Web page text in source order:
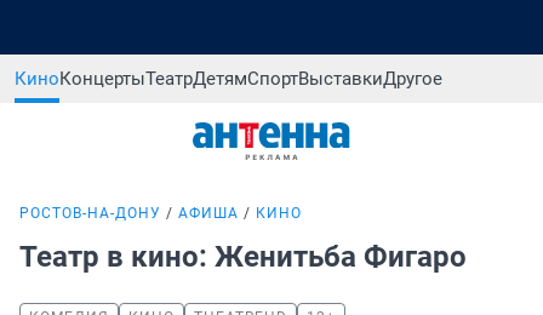
КиноКонцертыТеатрДетямСпортВыставкиДругое
РОСТОВ-НА-ДОНУ АФИША КИНО
Театр в кино: Женитьба Фигаро